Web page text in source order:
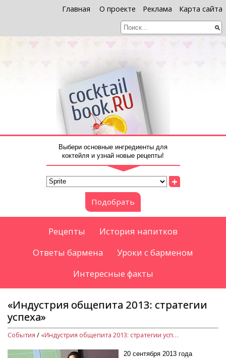
Главная О проекте Реклама Карта сайта
Выбери основные ингредиенты для
коктейля и узнай новые рецепты!
+
Подобрать
Рецепты
История напитков
Ответы бармена
Уроки с барменом
Интересные факты
«Индустрия общепита 2013: стратегии
успеха»
События / «Индустрия общепита 2013: стратегии успеха»
20 сентября 2013 года